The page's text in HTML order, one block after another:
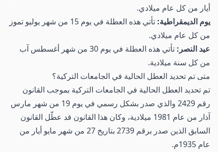
أيار من كل عام ميلادي.
يوم الديمقراطية:
تأتي هذه العطلة في يوم 15 من شهر يوليو تموز
من كل عام ميلادي.
عيد النصر:
تأتي هذه العطلة في يوم 30 من شهر أغسطس آب
من كل سنة ميلادية.
متى تم تحديد العطل الحالية في الجامعات التركية؟
تم تحديد العطل الحالية في الجامعات التركية بموجب القانون
رقم 2429 والذي صدر بشكل رسمي في يوم 19 من شهر مارس
آذار من عام 1981 ميلادية، وكان هذا القانون قد عطّل القانون
السابق الذين صدر برقم 2739 بتاريخ 27 من شهر مايو أيار من
عام 1935م.